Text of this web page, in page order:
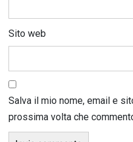
Sito web
Salva il mio nome, email e
prossima volta che